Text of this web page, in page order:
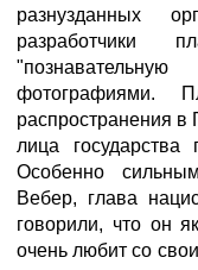
разнузданных
разработчики
фотографиями.
распространения в
лица государства
Особенно
Вебер, глава
говорили, что он
очень любит со